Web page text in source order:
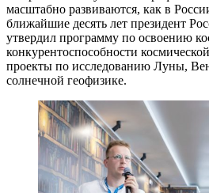
масштабно развиваются, как в
ближайшие десять лет президент
утвердил программу по освоению
конкурентоспособности
проекты по исследованию Луны,
солнечной геофизике.